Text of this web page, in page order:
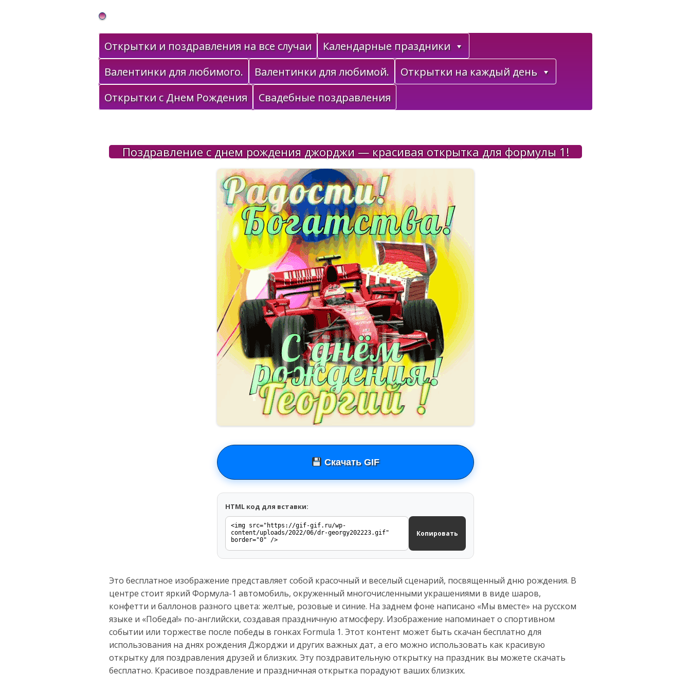
Gif Открытки в подарок
Открытки и поздравления на все случаи
Календарные праздники
Валентинки для любимого.
Валентинки для любимой.
Открытки на каждый день
Открытки с Днем Рождения
Свадебные поздравления
Поздравление с днем рождения джорджи — красивая открытка для формулы 1!
Скачать GIF
HTML код для вставки:
Копировать
Это бесплатное изображение представляет собой красочный и веселый сценарий, посвященный дню рождения. В
центре стоит яркий Формула-1 автомобиль, окруженный многочисленными украшениями в виде шаров,
конфетти и баллонов разного цвета: желтые, розовые и синие. На заднем фоне написано «Мы вместе» на русском
языке и «Победа!» по-английски, создавая праздничную атмосферу. Изображение напоминает о спортивном
событии или торжестве после победы в гонках Formula 1. Этот контент может быть скачан бесплатно для
использования на днях рождения Джорджи и других важных дат, а его можно использовать как красивую
открытку для поздравления друзей и близких. Эту поздравительную открытку на праздник вы можете скачать
бесплатно. Красивое поздравление и праздничная открытка порадуют ваших близких.